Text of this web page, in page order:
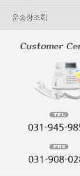
운송장조회